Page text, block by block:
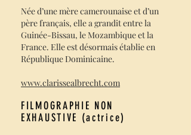
Née d’une mère camerounaise et d’un
père français, elle a grandit entre la
Guinée-Bissau, le Mozambique et la
France. Elle est désormais établie en
République Dominicaine.
www.clarissealbrecht.com
FILMOGRAPHIE NON
EXHAUSTIVE (actrice)